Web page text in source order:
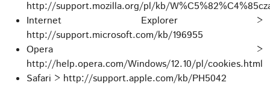
http://support.mozilla.org/pl/kb/
Internet Explorer >
http://support.microsoft.com/kb/196955
Opera >
http://help.opera.com/Windows/12.10/pl/cookies.html
Safari > http://support.apple.com/kb/PH5042